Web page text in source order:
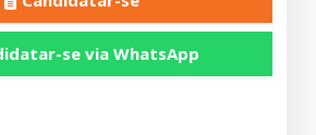
se via WhatsApp